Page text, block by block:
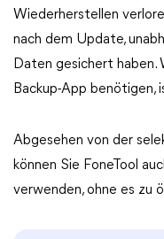
Wiederherstellen
nach dem Update,
Daten gesichert haben.
Backup-App benötigen,
Abgesehen von der
können Sie FoneTool
verwenden, ohne es zu